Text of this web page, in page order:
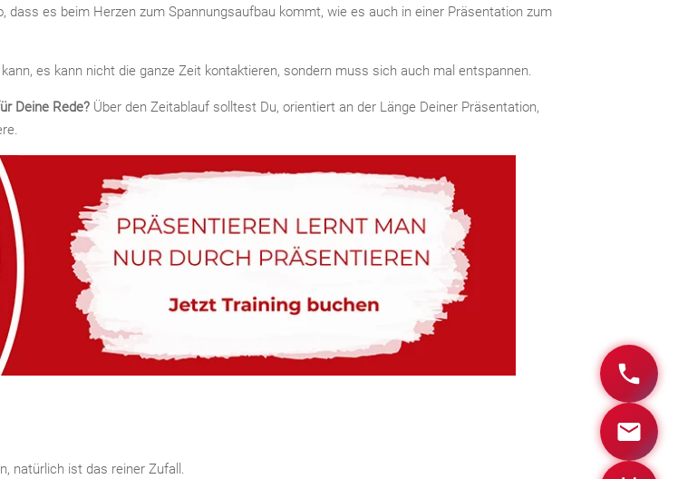
es beim Herzen zum Spannungsaufbau kommt, wie es auch in einer Präsentation zum
es kann nicht die ganze Zeit kontaktieren, sondern muss sich auch mal entspannen.
Deine Rede? Über den Zeitablauf solltest Du, orientiert an der Länge Deiner Präsentation,
natürlich ist das reiner Zufall.